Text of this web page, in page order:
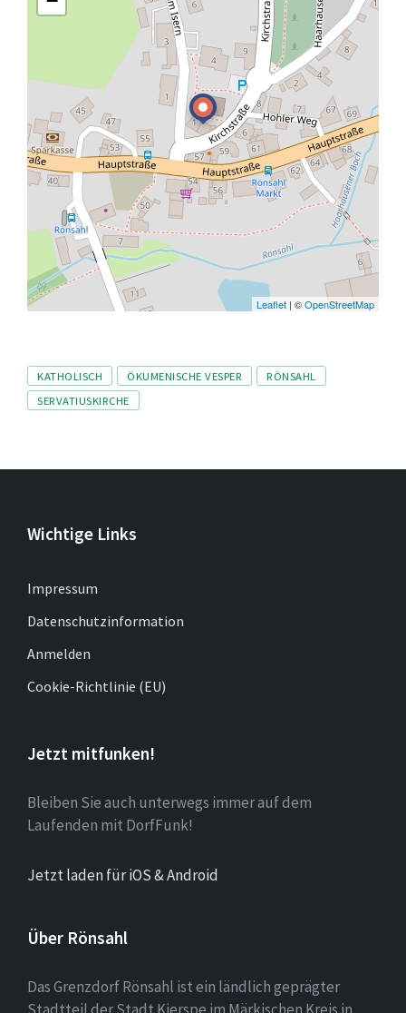
Leaflet | ©OpenStreetMap
Tags
KATHOLISCH ÖKUMENISCHE VESPER
RÖNSAHL
SERVATIUSKIRCHE
Wichtige Links
Impressum
Datenschutzinformation
Anmelden
Cookie-Richtlinie (EU)
Jetzt mitfunken!
Bleiben Sie auch unterwegs immer auf dem
Laufenden mit DorfFunk!
Jetzt laden für iOS & Android
Über Rönsahl
Das Grenzdorf Rönsahl ist ein ländlich geprägter